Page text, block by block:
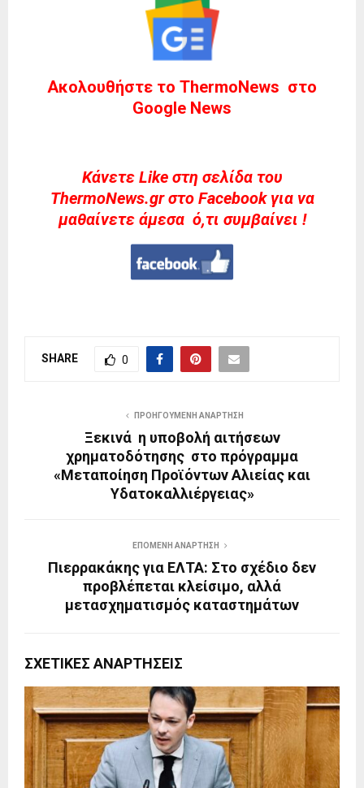
Ακολουθήστε το ThermoNews στο
Google News
Kάνετε Like στη σελίδα του
ThermoNews.gr στο Facebook για να
μαθαίνετε άμεσα ό,τι συμβαίνει !
SHARE 0
ΠΡΟΗΓΟΎΜΕΝΗ ΑΝΆΡΤΗΣΗ
Ξεκινά η υποβολή αιτήσεων
χρηματοδότησης στο πρόγραμμα
«Μεταποίηση Προϊόντων Αλιείας και
Υδατοκαλλιέργειας»
ΕΠΌΜΕΝΗ ΑΝΆΡΤΗΣΗ
Πιερρακάκης για ΕΛΤΑ: Στο σχέδιο δεν
προβλέπεται κλείσιμο, αλλά
μετασχηματισμός καταστημάτων
ΣΧΕΤΙΚΈΣ ΑΝΑΡΤΉΣΕΙΣ